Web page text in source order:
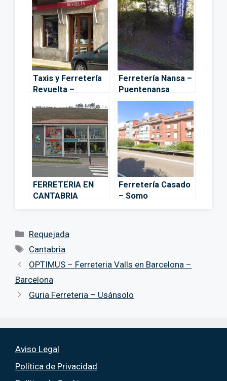
Taxis y Ferretería
Revuelta –
Ferretería Nansa –
Puentenansa
FERRETERIA EN
CANTABRIA
Ferretería Casado
– Somo
Categorías
Requejada
Etiquetas
Cantabria
OPTIMUS – Ferreteria Valls en Barcelona –
Barcelona
Guria Ferreteria – Usánsolo
Aviso Legal
Política de Privacidad